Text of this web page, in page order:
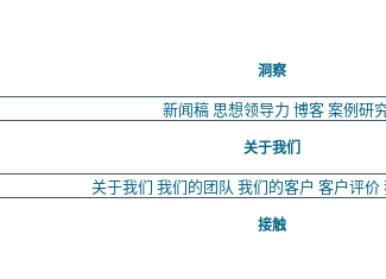
洞察
新闻稿 思想领导力 博客案例研
关于我们
关于我们 我们的团队 我们的客户 客户评价
接触